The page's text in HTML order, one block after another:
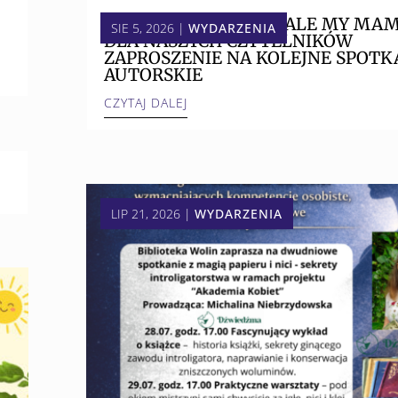
😎 TRWAJĄ WAKACJE, ALE MY
DLA NASZYCH CZYTELNIKÓW
ZAPROSZENIE NA KOLEJNE
AUTORSKIE
SIE 5, 2026| WYDARZENIA
CZYTAJ DALEJ
LIP 21, 2026| WYDARZENIA